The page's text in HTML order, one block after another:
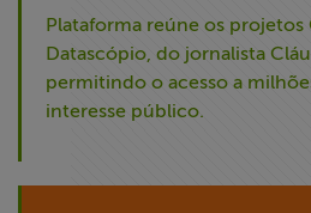
Plataforma reúne os projetos
Datascópio, do jornalista
permitindo o acesso a
interesse público.